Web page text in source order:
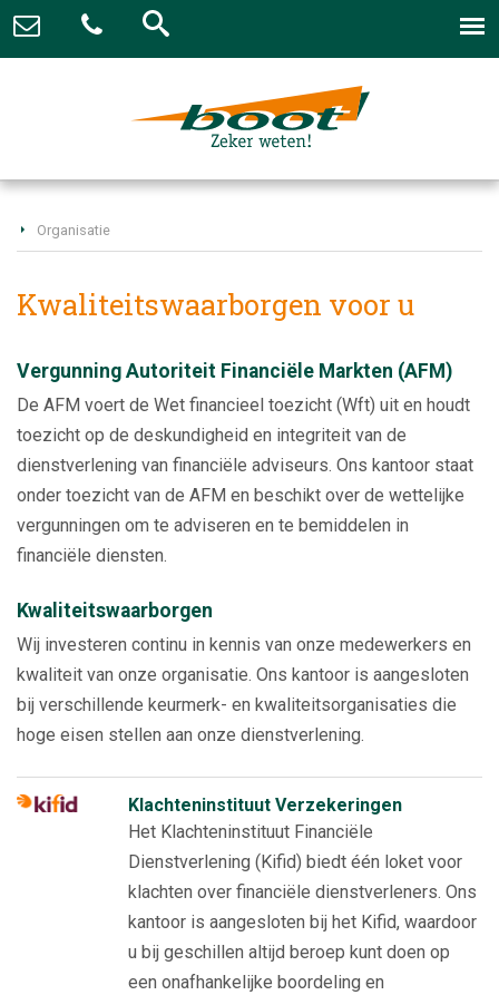
Organisatie
Kwaliteitswaarborgen voor u
Vergunning Autoriteit Financiële Markten (AFM)
De AFM voert de Wet financieel toezicht (Wft) uit en houdt
toezicht op de deskundigheid en integriteit van de
dienstverlening van financiële adviseurs. Ons kantoor staat
onder toezicht van de AFM en beschikt over de wettelijke
vergunningen om te adviseren en te bemiddelen in
financiële diensten.
Kwaliteitswaarborgen
Wij investeren continu in kennis van onze medewerkers en
kwaliteit van onze organisatie. Ons kantoor is aangesloten
bij verschillende keurmerk- en kwaliteitsorganisaties die
hoge eisen stellen aan onze dienstverlening.
Klachteninstituut Verzekeringen
Het Klachteninstituut Financiële
Dienstverlening (Kifid) biedt één loket voor
klachten over financiële dienstverleners. Ons
kantoor is aangesloten bij het Kifid, waardoor
u bij geschillen altijd beroep kunt doen op
een onafhankelijke boordeling en